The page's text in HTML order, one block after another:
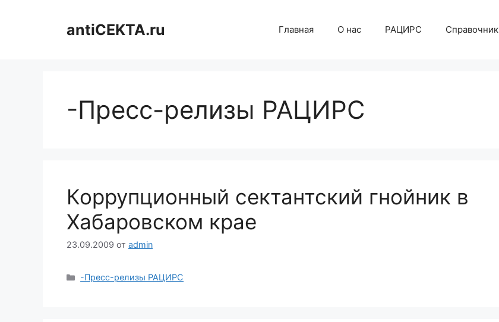
содержимомуantiCEKTA.ru Главная О нас РАЦИРС Справочник
-Пресс-релизы РАЦИРС
Коррупционный сектантский гнойник в
Хабаровском крае
23.09.2009 от admin
Рубрики
-Пресс-релизы РАЦИРС